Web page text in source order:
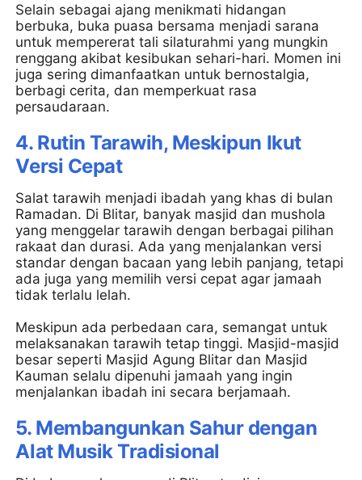
Selain sebagai ajang menikmati hidangan
berbuka, buka puasa bersama menjadi sarana
untuk mempererat tali silaturahmi yang mungkin
renggang akibat kesibukan sehari-hari. Momen ini
juga sering dimanfaatkan untuk bernostalgia,
berbagi cerita, dan memperkuat rasa
persaudaraan.
4. Rutin Tarawih, Meskipun Ikut
Versi Cepat
Salat tarawih menjadi ibadah yang khas di bulan
Ramadan. Di Blitar, banyak masjid dan mushola
yang menggelar tarawih dengan berbagai pilihan
rakaat dan durasi. Ada yang menjalankan versi
standar dengan bacaan yang lebih panjang, tetapi
ada juga yang memilih versi cepat agar jamaah
tidak terlalu lelah.
Meskipun ada perbedaan cara, semangat untuk
melaksanakan tarawih tetap tinggi. Masjid-masjid
besar seperti Masjid Agung Blitar dan Masjid
Kauman selalu dipenuhi jamaah yang ingin
menjalankan ibadah ini secara berjamaah.
5. Membangunkan Sahur dengan
Alat Musik Tradisional